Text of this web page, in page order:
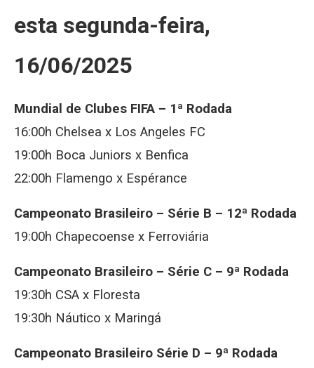
esta segunda-feira,
16/06/2025
Mundial de Clubes FIFA – 1ª Rodada
16:00h Chelsea x Los Angeles FC
19:00h Boca Juniors x Benfica
22:00h Flamengo x Espérance
Campeonato Brasileiro – Série B – 12ª Rodada
19:00h Chapecoense x Ferroviária
Campeonato Brasileiro – Série C – 9ª Rodada
19:30h CSA x Floresta
19:30h Náutico x Maringá
Campeonato Brasileiro Série D – 9ª Rodada